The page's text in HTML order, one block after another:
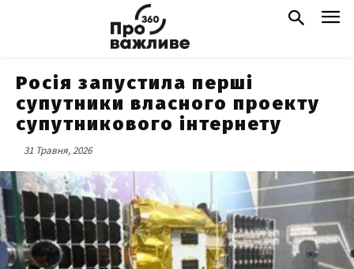
Росія запустила перші
супутники власного проекту
супутникового інтернету
31 Травня, 2026